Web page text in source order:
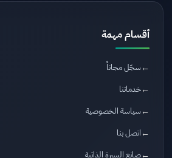
أقسام مهمة
سجّل مجاناً
خدماتنا
سياسة الخصوصية
اتصل بنا
صانع السيرة الذاتية